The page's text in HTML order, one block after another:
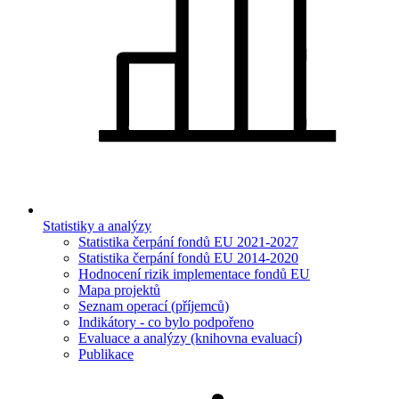
Statistiky a analýzy
Statistika čerpání fondů EU 2021-2027
Statistika čerpání fondů EU 2014-2020
Hodnocení rizik implementace fondů EU
Mapa projektů
Seznam operací (příjemců)
Indikátory - co bylo podpořeno
Evaluace a analýzy (knihovna evaluací)
Publikace